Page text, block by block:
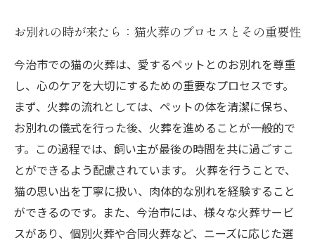
お別れの時が来たら：猫火葬のプロセスとその重要性
今治市での猫の火葬は、愛するペットとのお別れを尊重
し、心のケアを大切にするための重要なプロセスです。
まず、火葬の流れとしては、ペットの体を清潔に保ち、
お別れの儀式を行った後、火葬を進めることが一般的で
す。この過程では、飼い主が最後の時間を共に過ごすこ
とができるよう配慮されています。 火葬を行うことで、
猫の思い出を丁寧に扱い、肉体的な別れを経験すること
ができるのです。また、今治市には、様々な火葬サービ
スがあり、個別火葬や合同火葬など、ニーズに応じた選